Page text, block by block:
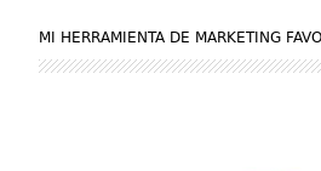
MI HERRAMIENTA DE MARKETING